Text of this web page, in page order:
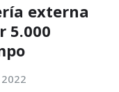
externa
5.000